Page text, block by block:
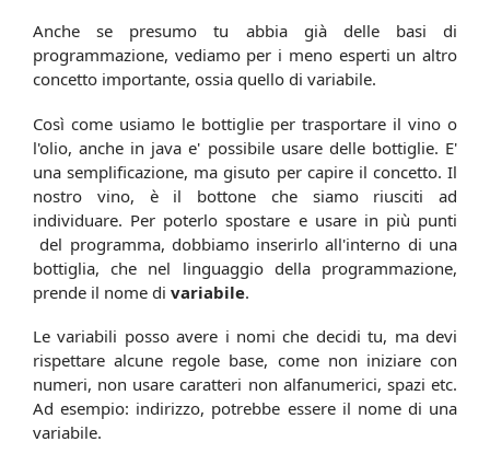
Anche se presumo tu abbia già delle basi di
programmazione, vediamo per i meno esperti un altro
concetto importante, ossia quello di variabile.
Così come usiamo le bottiglie per trasportare il vino o
l'olio, anche in java e' possibile usare delle bottiglie. E'
una semplificazione, ma gisuto per capire il concetto. Il
nostro vino, è il bottone che siamo riusciti ad
individuare. Per poterlo spostare e usare in più punti
del programma, dobbiamo inserirlo all'interno di una
bottiglia, che nel linguaggio della programmazione,
prende il nome di variabile.
Le variabili posso avere i nomi che decidi tu, ma devi
rispettare alcune regole base, come non iniziare con
numeri, non usare caratteri non alfanumerici, spazi etc.
Ad esempio: indirizzo, potrebbe essere il nome di una
variabile.